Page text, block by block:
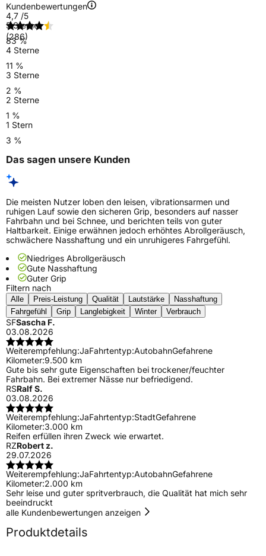
Kundenbewertungen
4,7 /5
(286)
5 Sterne
83 %
4 Sterne
11 %
3 Sterne
2 %
2 Sterne
1 %
1 Stern
3 %
Das sagen unsere Kunden
Die meisten Nutzer loben den leisen, vibrationsarmen und
ruhigen Lauf sowie den sicheren Grip, besonders auf nasser
Fahrbahn und bei Schnee, und berichten teils von guter
Haltbarkeit. Einige erwähnen jedoch erhöhtes Abrollgeräusch,
schwächere Nasshaftung und ein unruhigeres Fahrgefühl.
Niedriges Abrollgeräusch
Gute Nasshaftung
Guter Grip
Filtern nach
Alle Preis-Leistung Qualität Lautstärke
Nasshaftung
Fahrgefühl
Grip Langlebigkeit Winter Verbrauch
SFSascha F.
03.08.2026
Weiterempfehlung:JaFahrtentyp:AutobahnGefahrene
Kilometer:9.500 km
Gute bis sehr gute Eigenschaften bei trockener/feuchter
Fahrbahn. Bei extremer Nässe nur befriedigend.
RSRalf S.
03.08.2026
Weiterempfehlung:JaFahrtentyp:StadtGefahrene
Kilometer:3.000 km
Reifen erfüllen ihren Zweck wie erwartet.
RZRobert z.
29.07.2026
Weiterempfehlung:JaFahrtentyp:AutobahnGefahrene
Kilometer:2.000 km
Sehr leise und guter spritverbrauch, die Qualität hat mich sehr
beeindruckt
alle Kundenbewertungen anzeigen
Produktdetails